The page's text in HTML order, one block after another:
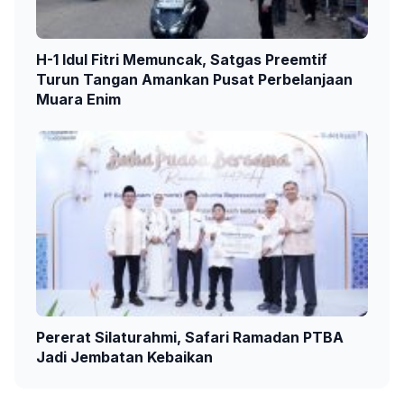
H-1 Idul Fitri Memuncak, Satgas Preemtif
Turun Tangan Amankan Pusat Perbelanjaan
Muara Enim
Pererat Silaturahmi, Safari Ramadan PTBA
Jadi Jembatan Kebaikan